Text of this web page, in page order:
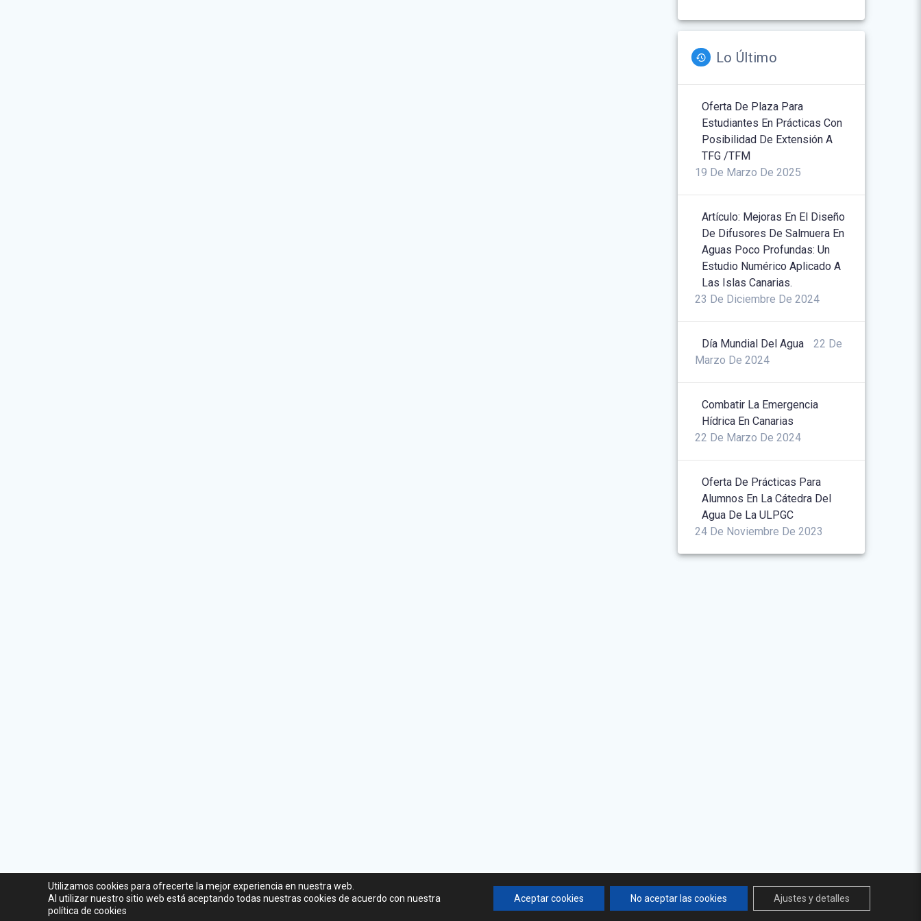
Lo Último
Oferta De Plaza Para
Estudiantes En Prácticas Con
Posibilidad De Extensión A
TFG /TFM
19 De Marzo De 2025
Artículo: Mejoras En El Diseño
De Difusores De Salmuera En
Aguas Poco Profundas: Un
Estudio Numérico Aplicado A
Las Islas Canarias.
23 De Diciembre De 2024
Día Mundial Del Agua
22 De
Marzo De 2024
Combatir La Emergencia
Hídrica En Canarias
22 De Marzo De 2024
Oferta De Prácticas Para
Alumnos En La Cátedra Del
Agua De La ULPGC
24 De Noviembre De 2023
Utilizamos cookies para ofrecerte la mejor experiencia en nuestra web.
Al utilizar nuestro sitio web está aceptando todas nuestras cookies de acuerdo con nuestra
política de cookies
Aceptar cookies No aceptar las cookies Ajustes y detalles